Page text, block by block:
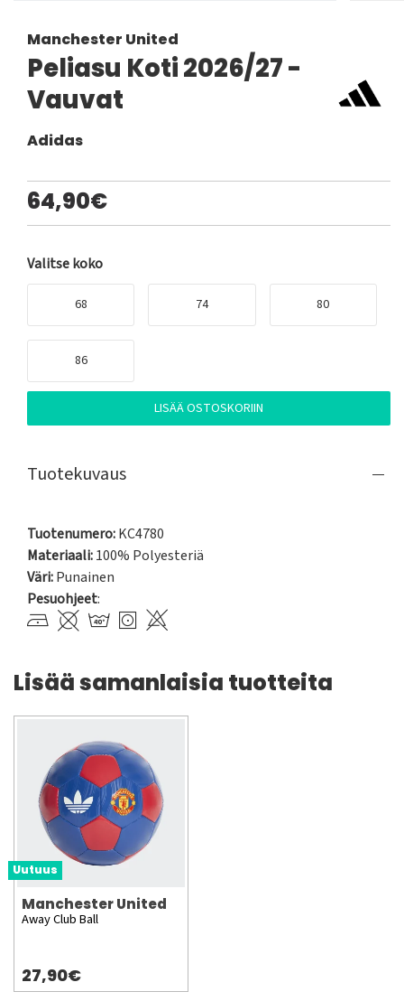
Manchester United
Peliasu Koti 2026/27 -
Vauvat
Adidas
64,90€
Valitse koko
68 74 80
86
LISÄÄ OSTOSKORIIN
Tuotekuvaus
Tuotenumero:KC4780
Materiaali:100% Polyesteriä
Väri:Punainen
Pesuohjeet:
Lisää samanlaisia tuotteita
Uutuus
Manchester United
Away Club Ball
27,90€